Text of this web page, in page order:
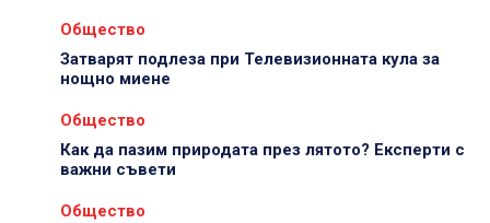
Общество
Затварят подлеза при Телевизионната кула за
нощно миене
Общество
Как да пазим природата през лятото? Експерти с
важни съвети
Общество